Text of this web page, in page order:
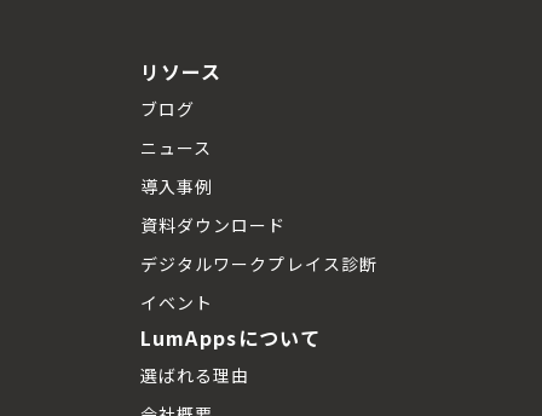
リソース
ブログ
ニュース
導入事例
資料ダウンロード
デジタルワークプレイス診断
イベント
LumAppsについて
選ばれる理由